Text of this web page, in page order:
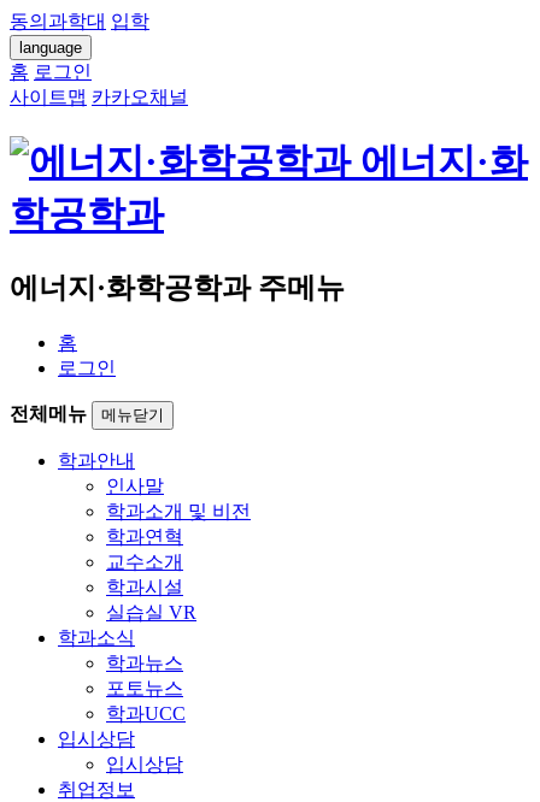
동의과학대 입학
language
홈 로그인
사이트맵 카카오채널
에너지·화
학공학과
에너지·화학공학과 주메뉴
홈
로그인
전체메뉴 메뉴닫기
학과안내
인사말
학과소개 및 비전
학과연혁
교수소개
학과시설
실습실 VR
학과소식
학과뉴스
포토뉴스
학과UCC
입시상담
입시상담
취업정보